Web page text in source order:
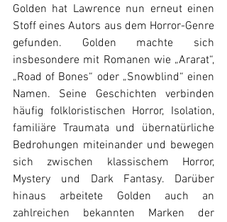
Golden hat Lawrence nun erneut einen
Stoff eines Autors aus dem Horror-Genre
gefunden. Golden machte sich
insbesondere mit Romanen wie „Ararat“,
„Road of Bones“ oder „Snowblind“ einen
Namen. Seine Geschichten verbinden
häufig folkloristischen Horror, Isolation,
familiäre Traumata und übernatürliche
Bedrohungen miteinander und bewegen
sich zwischen klassischem Horror,
Mystery und Dark Fantasy. Darüber
hinaus arbeitete Golden auch an
zahlreichen bekannten Marken der